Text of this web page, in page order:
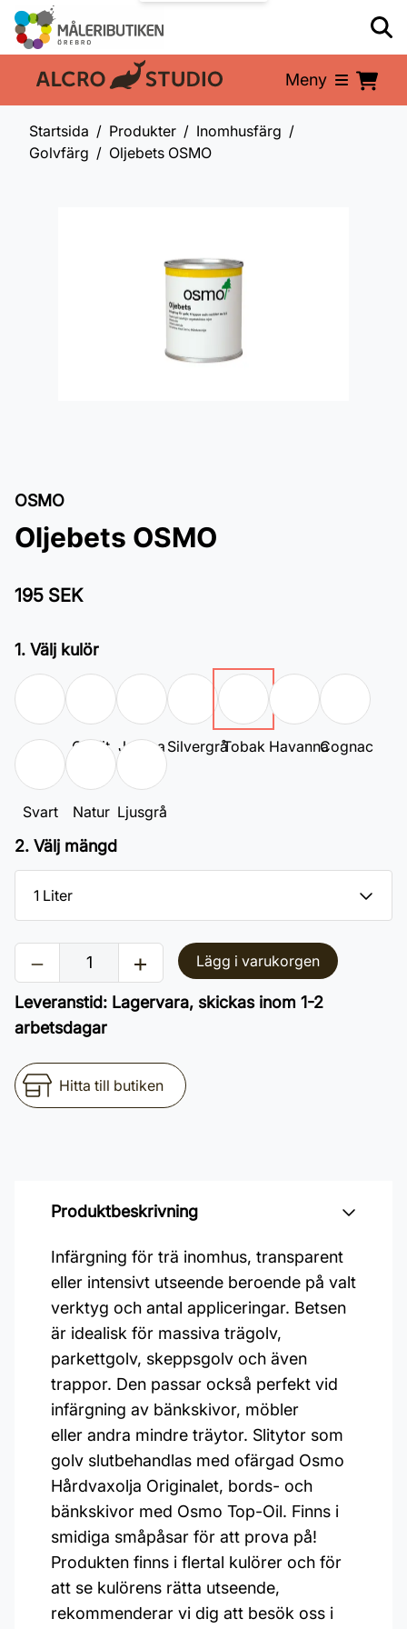
En del av: Meny
Startsida Produkter
Inomhusfärg
Golvfärg
Oljebets OSMO
OSMO
Oljebets OSMO
195 SEK
1. Välj kulör
Vit Grafit Jatoba SilvergråTobak HavannaCognac
Svart Natur Ljusgrå
2. Välj mängd
Lägg i varukorgen
Leveranstid: Lagervara, skickas inom 1-2
arbetsdagar
Hitta till butiken
Produktbeskrivning
Infärgning för trä inomhus, transparent
eller intensivt utseende beroende på valt
verktyg och antal appliceringar. Betsen
är idealisk för massiva trägolv,
parkettgolv, skeppsgolv och även
trappor. Den passar också perfekt vid
infärgning av bänkskivor, möbler
eller andra mindre träytor. Slitytor som
golv slutbehandlas med ofärgad Osmo
Hårdvaxolja Originalet, bords- och
bänkskivor med Osmo Top-Oil. Finns i
smidiga småpåsar för att prova på!
Produkten finns i flertal kulörer och för
att se kulörens rätta utseende,
rekommenderar vi dig att besök oss i